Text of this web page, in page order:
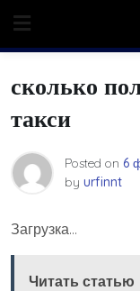
content
сколько
такси
Posted on 6
by urfinnt
Загрузка…
Читать статью